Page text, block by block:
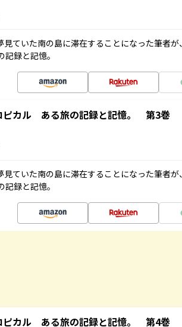
見ていた南の島に滞在することになった筆者
録と記憶。
ピカル ある旅の記録と記憶。 第3巻
見ていた南の島に滞在することになった筆者
録と記憶。
ピカル ある旅の記録と記憶。 第4巻